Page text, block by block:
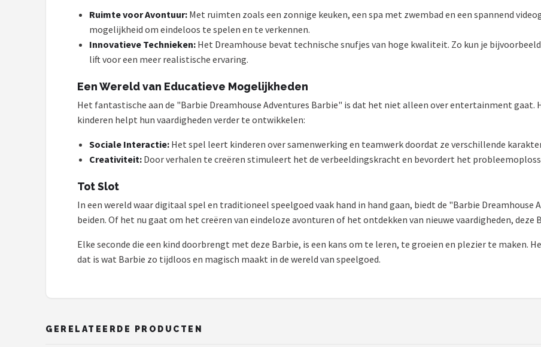
Monster High
L.O.L. Surprise!
Alle merken →
Ruimte voor Avontuur: Met ruimten zoals een zonnige keuken, een spa met zwembad en een spannend
mogelijkheid om eindeloos te spelen en te verkennen.
Innovatieve Technieken: Het Dreamhouse bevat technische snufjes van hoge kwaliteit. Zo kun je
lift voor een meer realistische ervaring.
Een Wereld van Educatieve Mogelijkheden
Het fantastische aan de "Barbie Dreamhouse Adventures Barbie" is dat het niet alleen over entertainment gaat.
kinderen helpt hun vaardigheden verder te ontwikkelen:
Sociale Interactie: Het spel leert kinderen over samenwerking en teamwerk doordat ze verschillende
Creativiteit: Door verhalen te creëren stimuleert het de verbeeldingskracht en bevordert het
Tot Slot
In een wereld waar digitaal spel en traditioneel speelgoed vaak hand in hand gaan, biedt de "Barbie Dreamhouse
beiden. Of het nu gaat om het creëren van eindeloze avonturen of het ontdekken van nieuwe vaardigheden,
Elke seconde die een kind doorbrengt met deze Barbie, is een kans om te leren, te groeien en plezier te maken.
dat is wat Barbie zo tijdloos en magisch maakt in de wereld van speelgoed.
GERELATEERDE PRODUCTEN